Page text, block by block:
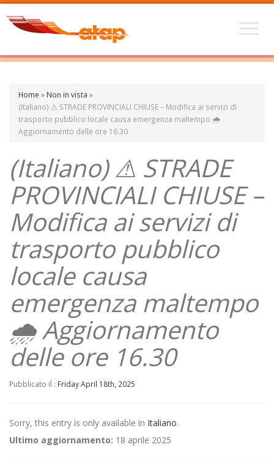
Home » Non in vista »
(Italiano) ⚠ STRADE PROVINCIALI CHIUSE – Modifica ai servizi di
trasporto pubblico locale causa emergenza maltempo 🌧
Aggiornamento delle ore 16.30
(Italiano) ⚠ STRADE
PROVINCIALI CHIUSE –
Modifica ai servizi di
trasporto pubblico
locale causa
emergenza maltempo
🌧 Aggiornamento
delle ore 16.30
Pubblicato il : Friday April 18th, 2025
Sorry, this entry is only available in Italiano.
Ultimo aggiornamento: 18 aprile 2025